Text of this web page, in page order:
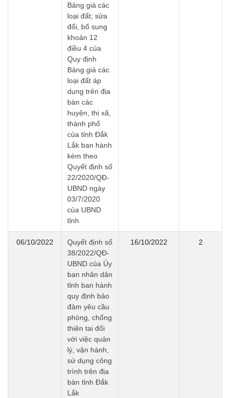
Bảng giá các
loại đất; sửa
đổi, bổ sung
khoản 12
điều 4 của
Quy định
Bảng giá các
loại đất áp
dụng trên địa
bàn các
huyện, thị xã,
thành phố
của tỉnh Đắk
Lắk ban hành
kèm theo
Quyết định số
22/2020/QĐ-
UBND ngày
03/7/2020
của UBND
tỉnh
06/10/2022
Quyết định số
38/2022/QĐ-
UBND của Ủy
ban nhân dân
tỉnh ban hành
quy định bảo
đảm yêu cầu
phòng, chống
thiên tai đối
với việc quản
lý, vận hành,
sử dụng công
trình trên địa
bàn tỉnh Đắk
Lắk
16/10/2022 2